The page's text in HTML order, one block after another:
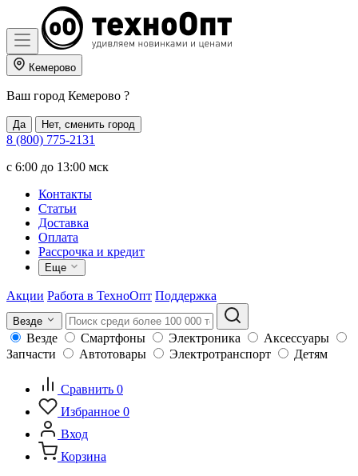
Кемерово
Ваш город Кемерово ?
Да Нет, сменить город
8 (800) 775-2131
c 6:00 до 13:00 мск
Контакты
Статьи
Доставка
Оплата
Рассрочка и кредит
Еще
Акции Работа в ТехноОпт Поддержка
Везде
Везде Смартфоны Электроника
Аксессуары
Запчасти
Автотовары Электротранспорт Детям
Сравнить 0
Избранное 0
Вход
Корзина